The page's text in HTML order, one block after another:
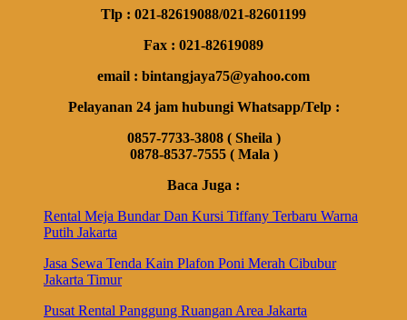
Tlp : 021-82619088/021-82601199
Fax : 021-82619089
email : bintangjaya75@yahoo.com
Pelayanan 24 jam hubungi Whatsapp/Telp :
0857-7733-3808 ( Sheila )
0878-8537-7555 ( Mala )
Baca Juga :
Rental Meja Bundar Dan Kursi Tiffany Terbaru Warna
Putih Jakarta
Jasa Sewa Tenda Kain Plafon Poni Merah Cibubur
Jakarta Timur
Pusat Rental Panggung Ruangan Area Jakarta